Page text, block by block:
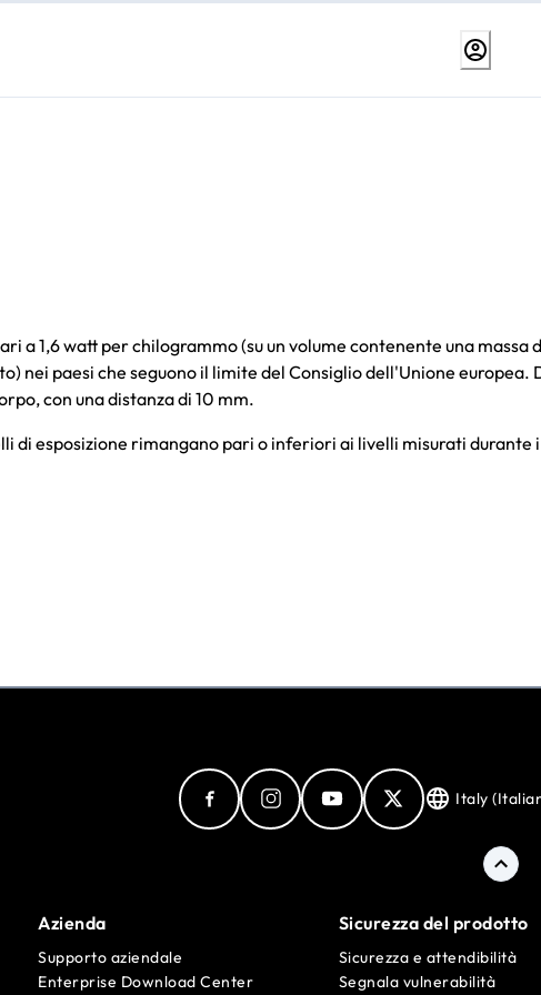
a 1,6 watt per chilogrammo (su un volume contenente una massa
nei paesi che seguono il limite del Consiglio dell'Unione europea.
con una distanza di 10 mm.
di esposizione rimangano pari o inferiori ai livelli misurati durante
Italy
Azienda
Supporto aziendale
Enterprise Download Center
Sicurezza del prodotto
Sicurezza e attendibilità
Segnala vulnerabilità